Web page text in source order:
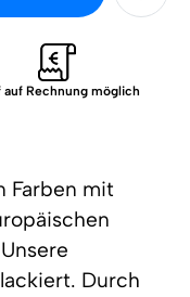
Farben mit
Durch
auf Rechnung möglich